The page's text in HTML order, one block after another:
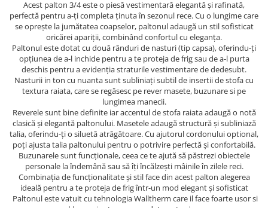
Acest palton 3/4 este o piesă vestimentară elegantă și rafinată,
perfectă pentru a-ți completa ținuta în sezonul rece. Cu o lungime care
se oprește la jumătatea coapselor, paltonul adaugă un stil sofisticat
oricărei apariții, combinând confortul cu eleganța.
Paltonul este dotat cu două rânduri de nasturi (tip capsa), oferindu-ți
opțiunea de a-l inchide pentru a te proteja de frig sau de a-l purta
deschis pentru a evidenția straturile vestimentare de dedesubt.
Nasturii in ton cu nuanta sunt subliniați subtil de insertii de stofa cu
textura raiata, care se regăsesc pe rever masete, buzunare si pe
lungimea manecii.
Reverele sunt bine definite iar accentul de stofa raiata adaugă o notă
clasică și elegantă paltonului. Masetele adaugă structură și subliniază
talia, oferindu-ți o siluetă atrăgătoare. Cu ajutorul cordonului optional,
poți ajusta talia paltonului pentru o potrivire perfectă și confortabilă.
Buzunarele sunt funcționale, ceea ce te ajută să păstrezi obiectele
personale la îndemână sau să îți încălzești mâinile în zilele reci.
Combinația de funcționalitate și stil face din acest palton alegerea
ideală pentru a te proteja de frig într-un mod elegant și sofisticat
Paltonul este vatuit cu tehnologia Walltherm care il face foarte usor si